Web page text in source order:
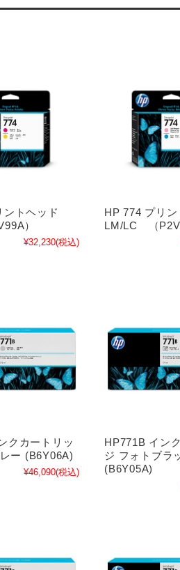
トヘッド
）
¥32,230(税込)
HP 774 プリン
LM/LC （
クカートリッ
ー (B6Y06A)
¥46,090(税込)
HP771B イン
ジ フォトブラ
(B6Y05A)